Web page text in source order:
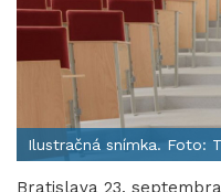
Ilustračná snímka. Foto:
Bratislava 23.